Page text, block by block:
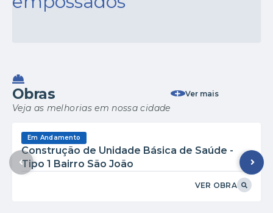
A 1ª Feira de Talentos da Pessoa com
Novos empossados!
Obras
Veja as melhorias em nossa cidade
Ver mais
Em Andamento
Construção de Unidade Básica de Saúde -
Tipo 1 Bairro São João
VER OBRA